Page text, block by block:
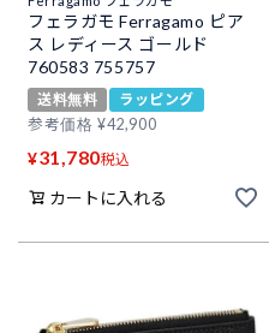
フェラガモ Ferragamo ピア
ス レディース ゴールド
760583 755757
送料無料
ラッピング
参考価格 ¥42,900
¥31,780税込
カートに入れる